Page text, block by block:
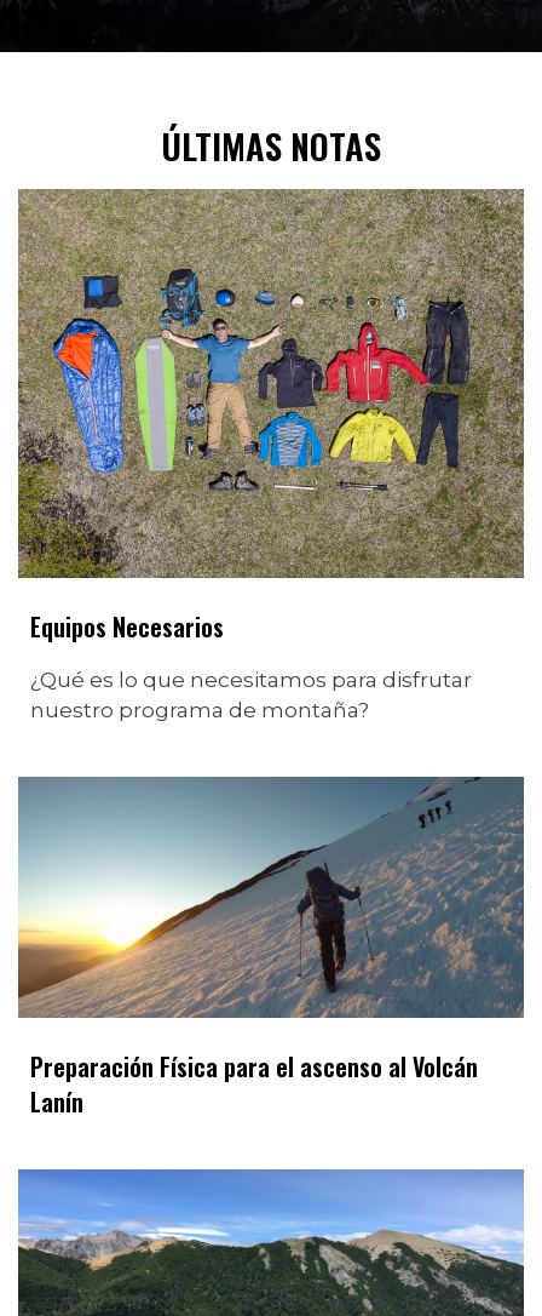
ÚLTIMAS NOTAS
Equipos Necesarios
¿Qué es lo que necesitamos para disfrutar
nuestro programa de montaña?
Preparación Física para el ascenso al Volcán
Lanín